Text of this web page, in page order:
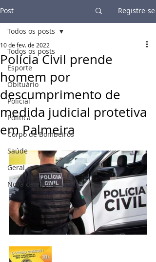
Post Registre-se
Todos os posts
Esporte
Obituário
Policial
Politica
Corpo de Bombeiros
Saúde
Geral
Nova categoria
Todos os posts
Polícia Civil prende
homem por
descumprimento de
medida judicial protetiva
em Palmeira
10 de fev. de 2022